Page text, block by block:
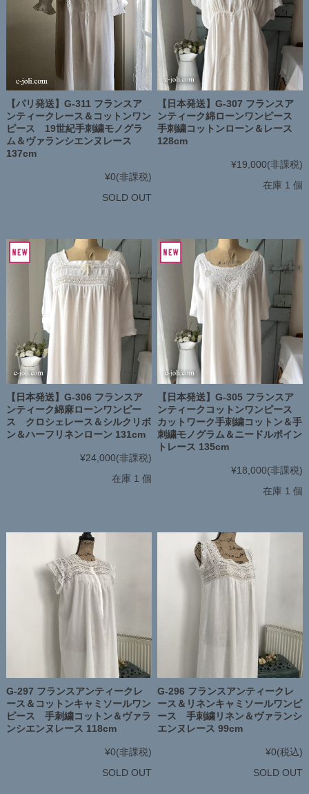
【パリ発送】G-311 フランスア
ンティークレース＆コットンワン
ピース 19世紀手刺繍モノグラ
ム＆ヴァランシエンヌレース
137cm
¥0(非課税)
SOLD OUT
【日本発送】G-307 フランスア
ンティーク綿ローンワンピース
手刺繍コットンローン＆レース
128cm
¥19,000(非課税)
在庫 1 個
【日本発送】G-306 フランスア
ンティーク綿麻ローンワンピー
ス クロシェレース＆シルクリボ
ン＆ハーフリネンローン 131cm
¥24,000(非課税)
在庫 1 個
【日本発送】G-305 フランスア
ンティークコットンワンピース
カットワーク手刺繍コットン＆手
刺繍モノグラム＆ニードルポイン
トレース 135cm
¥18,000(非課税)
在庫 1 個
G-297 フランスアンティークレ
ース＆コットンキャミソールワン
ピース 手刺繍コットン＆ヴァラ
ンシエンヌレース 118cm
¥0(非課税)
SOLD OUT
G-296 フランスアンティークレ
ース＆リネンキャミソールワンピ
ース 手刺繍リネン＆ヴァランシ
エンヌレース 99cm
¥0(税込)
SOLD OUT